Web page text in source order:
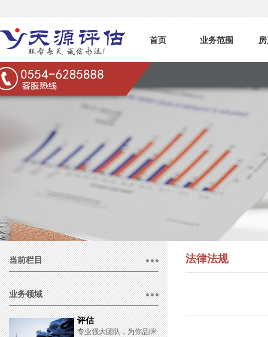
首页 业务范围
联系我们
当前栏目
业务领域
评估
专业强大团队，为你品牌
法律法规